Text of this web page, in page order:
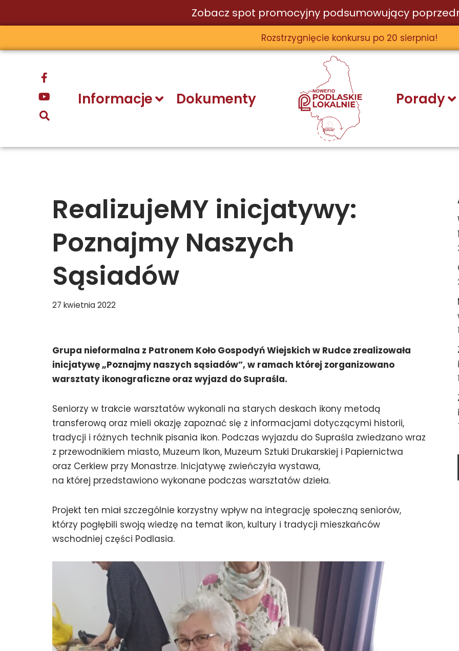
Przejdź
Zobacz spot promocyjny podsumowujący
Rozstrzygnięcie konkursu po 20 sierpnia!
Informacje Dokumenty Porady
RealizujeMY inicjatywy:
Poznajmy Naszych
Sąsiadów
27 kwietnia 2022
Grupa nieformalna z Patronem Koło Gospodyń Wiejskich w Rudce zrealizowała
inicjatywę „Poznajmy naszych sąsiadów”, w ramach której zorganizowano
warsztaty ikonograficzne oraz wyjazd do Supraśla.
Seniorzy w trakcie warsztatów wykonali na starych deskach ikony metodą
transferową oraz mieli okazję zapoznać się z informacjami dotyczącymi historii,
tradycji i różnych technik pisania ikon. Podczas wyjazdu do Supraśla zwiedzano wraz
z przewodnikiem miasto, Muzeum Ikon, Muzeum Sztuki Drukarskiej i Papiernictwa
oraz Cerkiew przy Monastrze. Inicjatywę zwieńczyła wystawa,
na której przedstawiono wykonane podczas warsztatów dzieła.
Projekt ten miał szczególnie korzystny wpływ na integrację społeczną seniorów,
którzy pogłębili swoją wiedzę na temat ikon, kultury i tradycji mieszkańców
wschodniej części Podlasia.